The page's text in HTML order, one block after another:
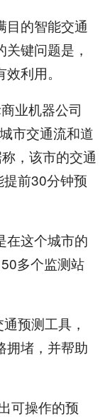
的智能交通
键问题是，
利用。
业机器公司
市交通流和道
，该市的交通
前30分钟预
这个城市的
多个监测站
预测工具，
拥堵，并帮助
可操作的预